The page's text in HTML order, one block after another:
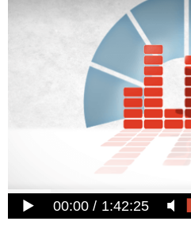
00:00 1:42:25